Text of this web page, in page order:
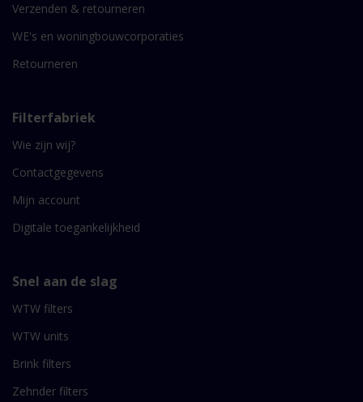
Verzenden & retourneren
WE's en woningbouwcorporaties
Retourneren
Filterfabriek
Wie zijn wij?
Contactgegevens
Mijn account
Digitale toegankelijkheid
Snel aan de slag
WTW filters
WTW units
Brink filters
Zehnder filters